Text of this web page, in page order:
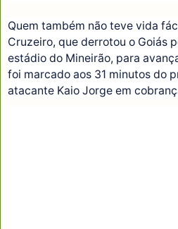
Quem também não teve vida
Cruzeiro, que derrotou o Goiás
estádio do Mineirão, para
foi marcado aos 31 minutos do
atacante Kaio Jorge em